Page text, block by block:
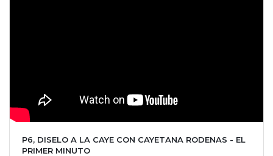
P6, DISELO A LA CAYE CON CAYETANA RODENAS - EL
PRIMER MINUTO